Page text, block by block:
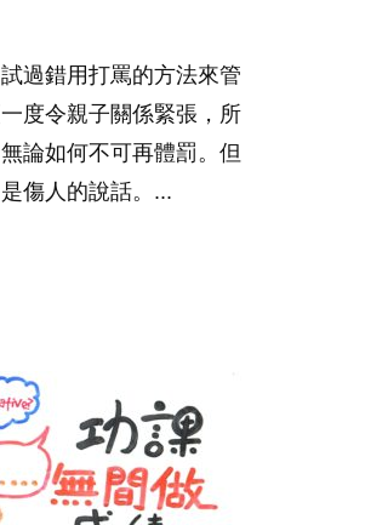
過錯用打罵的方法來管
度令親子關係緊張，所
論如何不可再體罰。但
傷人的說話。...